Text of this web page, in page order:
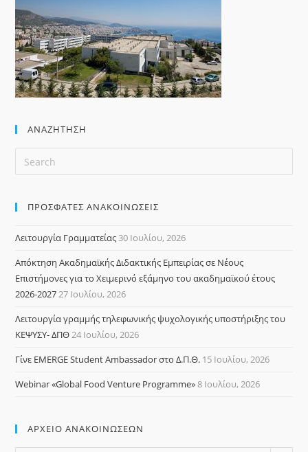
ΑΝΑΖΉΤΗΣΗ
ΠΡΟΣΦΑΤΕΣ ΑΝΑΚΟΙΝΩΣΕΙΣ
Λειτουργία Γραμματείας30 Ιουλίου, 2026
Απόκτηση Ακαδημαϊκής Διδακτικής Εμπειρίας σε Νέους
Επιστήμονες για το Χειμερινό εξάμηνο του ακαδημαϊκού έτους
2026-202727 Ιουλίου, 2026
Λειτουργία γραμμής τηλεφωνικής ψυχολογικής υποστήριξης του
ΚΕΨΥΣΥ- ΔΠΘ24 Ιουλίου, 2026
Γίνε EMERGE Student Ambassador στο Δ.Π.Θ. 15 Ιουλίου, 2026
Webinar «Global Food Venture Programme»8 Ιουλίου, 2026
ΑΡΧΕΙΟ ΑΝΑΚΟΙΝΩΣΕΩΝ